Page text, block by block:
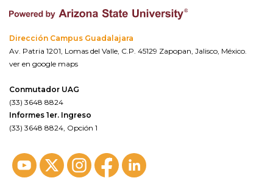
Dirección Campus Guadalajara
Av. Patria 1201, Lomas del Valle, C.P. 45129 Zapopan, Jalisco, México.
ver en google maps
Conmutador UAG
(33) 3648 8824
Informes 1er. Ingreso
(33) 3648 8824, Opción 1